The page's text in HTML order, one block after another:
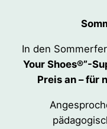
In den
Your Shoes®”-
Preis an – für